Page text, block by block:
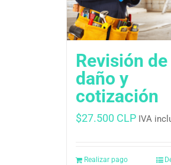
Revisión de
daño y
cotización
$27.500 CLP IVA
Realizar pago